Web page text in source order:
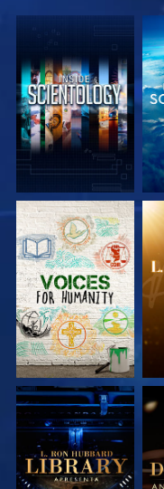
EXPLORE A SÉRIE
EXPLORE A SÉRIE